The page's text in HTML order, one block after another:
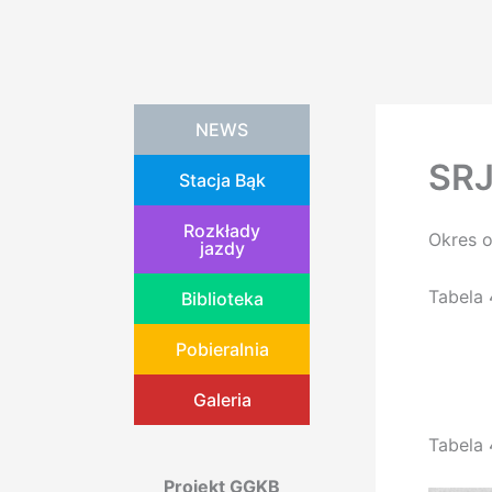
NEWS
Stacja Bąk
Rozkłady
jazdy
Biblioteka
Pobieralnia
Galeria
Projekt GGKB
Okres
Tabela
Tabela